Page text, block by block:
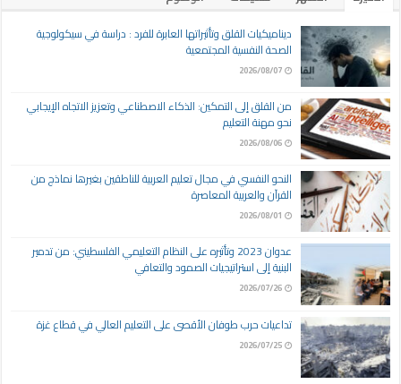
ديناميكيات القلق وتأثيراتها العابرة للفرد : دراسة في سيكولوجية
الصحة النفسية المجتمعية
2026/08/07
من القلق إلى التمكين: الذكاء الاصطناعي وتعزيز الاتجاه الإيجابي
نحو مهنة التعليم
2026/08/06
النحو النفسي في مجال تعليم العربية للناطقين بغيرها نماذج من
القرآن والعربية المعاصرة
2026/08/01
عدوان 2023 وتأثيره على النظام التعليمي الفلسطيني: من تدمير
البنية إلى استراتيجيات الصمود والتعافي
2026/07/26
تداعيات حرب طوفان الأقصى على التعليم العالي في قطاع غزة
2026/07/25